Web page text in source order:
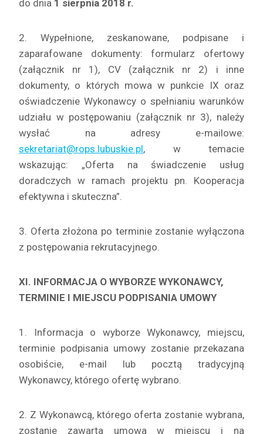
do dnia 1 sierpnia 2018 r.
2. Wypełnione, zeskanowane, podpisane i
zaparafowane dokumenty: formularz ofertowy
(załącznik nr 1), CV (załącznik nr 2) i inne
dokumenty, o których mowa w punkcie IX oraz
oświadczenie Wykonawcy o spełnianiu warunków
udziału w postępowaniu (załącznik nr 3), należy
wysłać na adresy e-mailowe:
sekretariat@rops.lubuskie.pl, w temacie
wskazując: „Oferta na świadczenie usług
doradczych w ramach projektu pn. Kooperacja
efektywna i skuteczna”.
3. Oferta złożona po terminie zostanie wyłączona
z postępowania rekrutacyjnego.
XI. INFORMACJA O WYBORZE WYKONAWCY,
TERMINIE I MIEJSCU PODPISANIA UMOWY
1. Informacja o wyborze Wykonawcy, miejscu,
terminie podpisania umowy zostanie przekazana
osobiście, e-mail lub pocztą tradycyjną
Wykonawcy, którego ofertę wybrano.
2. Z Wykonawcą, którego oferta zostanie wybrana,
zostanie zawarta umowa w miejscu i na